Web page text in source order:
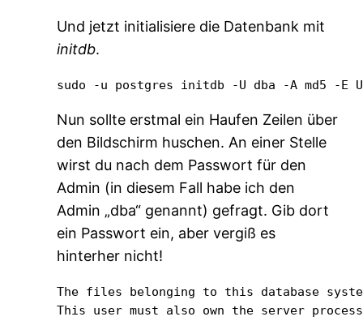
Und jetzt initialisiere die Datenbank mit
initdb.
sudo -u postgres initdb -U dba -A md5 -E
Nun sollte erstmal ein Haufen Zeilen über
den Bildschirm huschen. An einer Stelle
wirst du nach dem Passwort für den
Admin (in diesem Fall habe ich den
Admin „dba“ genannt) gefragt. Gib dort
ein Passwort ein, aber vergiß es
hinterher nicht!
The files belonging to this database
This user must also own the server